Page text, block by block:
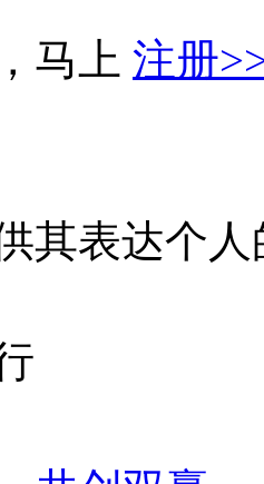
马上 注册
其表达个